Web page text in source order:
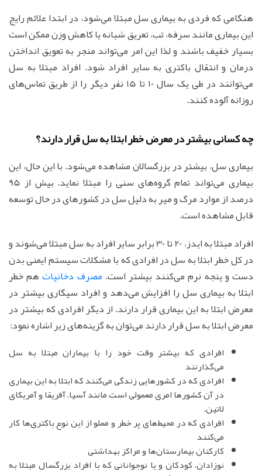
هنگامی که فردی به بیماری سل مبتلا می‌شود، در ابتدا علائم رایج
این بیماری مانند سرفه، تب، تعریق شبانه یا کاهش وزن ممکن است
بسیار خفیف باشند و لذا این امر می‌تواند منجر به تعویق انداختن
درمان و انتقال باکتری به سایر افراد شود. افراد مبتلا به سل
می‌توانند در طی یک سال 10 تا 15 نفر دیگر را از طریق تماس‌های
روزانه آلوده کنند.
چه کسانی بیشتر در معرض خطر ابتلا به سل قرار دارند؟
بیماری سل، بیشتر در بزرگسالان مشاهده می‌شود. با این حال، این
بیماری می‌تواند تمام گروه‌های سنی را مبتلا نماید. بیش از 95
درصد از موارد مرگ و میر به دلیل سل در کشورهای در حال توسعه
قابل مشاهده است.
افراد مبتلا به ایدز، 20 تا 30 برابر سایر افراد به سل مبتلا می‌شوند و
در کل خطر ابتلا به سل در افرادی که با مشکلات سیستم ایمنی بدن
دست و پنجه نرم می‌کنند بیشتر است. مصرف دخانیاتهم خطر
ابتلا به بیماری سل را افزایش می‌دهد و افراد سیگاری بیشتر در
معرض ابتلا به این بیماری قرار دارند. از دیگر افرادی که بیشتر در
معرض ابتلا به سل قرار دارند می‌توان به گزینه‌های زیر اشاره نمود:
افرادی که بیشتر وقت خود را با بیماران مبتلا به سل
می‌گذارنند
افرادی که در کشورهایی زندگی می‌کنند که ابتلا به این بیماری
در آن کشورها امری معمولی است مانند آسیا، آفریقا و آمریکای
لاتین.
افرادی که در محیط‌های پر خطر و مملو از این نوع باکتری‌ها کار
می‌کنند
کارکنان بیمارستان‌ها و مراکز بهداشتی
نوزادان، کودکان و یا نوجوانانی که با افراد بزرگسال مبتلا به